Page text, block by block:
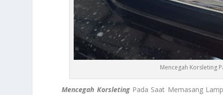
Mencegah Korsleting
Mencegah KorsletingPada Saat Memasang